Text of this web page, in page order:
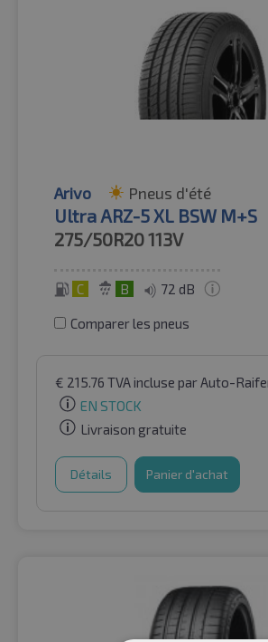
Arivo Pneus d'été
Ultra ARZ-5 XL BSW M+S
275/50R20113V
C B 72 dB
Comparer les pneus
€ 215.76 TVA incluse par Auto-
EN STOCK
Livraison gratuite
Détails Panier d'achat